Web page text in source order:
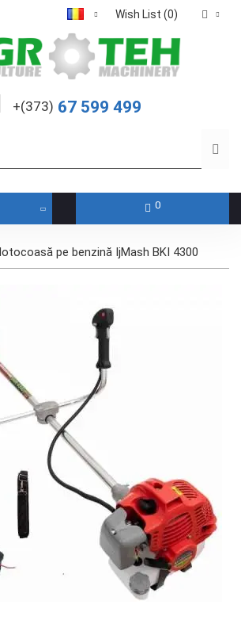
Wish List (0)
+(373) 67 599 499
0
pe benzină IjMash BKI 4300